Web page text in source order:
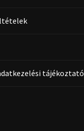
tájékoztató